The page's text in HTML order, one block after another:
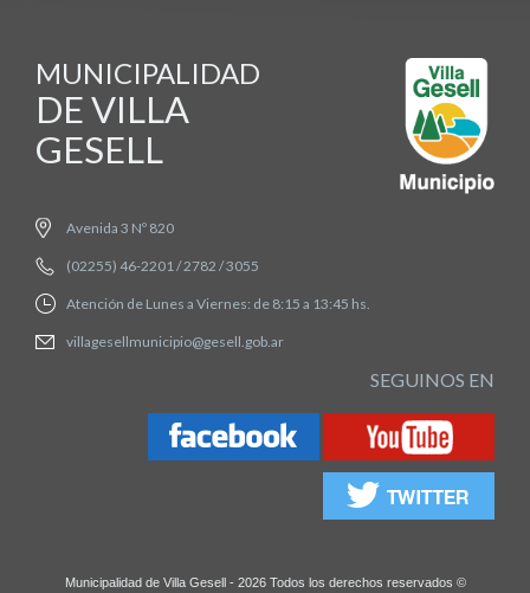
MUNICIPALIDAD
DE VILLA
GESELL
Avenida 3 Nº 820
(02255) 46-2201 / 2782 / 3055
Atención de Lunes a Viernes: de 8:15 a 13:45 hs.
villagesellmunicipio@gesell.gob.ar
SEGUINOS EN
Municipalidad de Villa Gesell - 2026 Todos los derechos reservados ©